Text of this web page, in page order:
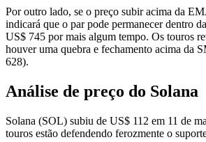
Por outro lado, se o preço subir acima da
indicará que o par pode permanecer dentro
US$ 745 por mais algum tempo. Os touros
houver uma quebra e fechamento acima da
628).
Análise de preço do Solana
Solana (SOL) subiu de US$ 112 em 11 de
touros estão defendendo ferozmente o